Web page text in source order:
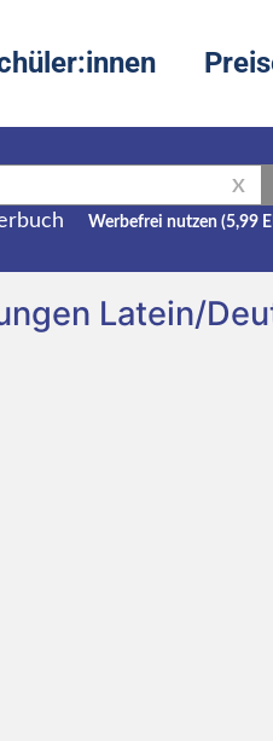
X
Werbefrei nutzen (5,99
Latein/